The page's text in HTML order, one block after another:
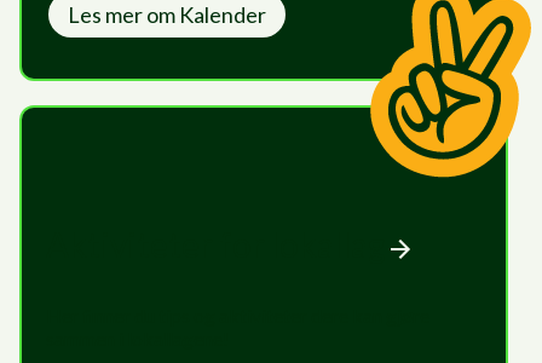
Les mer om Kalender